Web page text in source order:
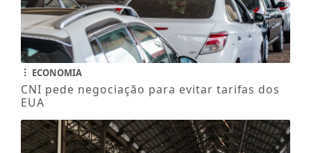
ECONOMIA
CNI pede negociação para evitar tarifas dos
EUA